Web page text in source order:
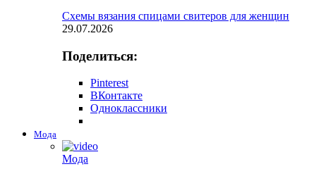
Схемы вязания спицами свитеров для женщин
29.07.2026
Поделиться:
Pinterest
ВКонтакте
Одноклассники
Мода
Мода